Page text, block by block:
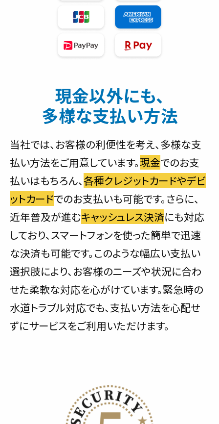
現金以外にも、
多様な支払い方法
当社では、お客様の利便性を考え、多様な支
払い方法をご用意しています。現金でのお支
払いはもちろん、各種クレジットカードやデビ
ットカードでのお支払いも可能です。さらに、
近年普及が進むキャッシュレス決済にも対応
しており、スマートフォンを使った簡単で迅速
な決済も可能です。このような幅広い支払い
選択肢により、お客様のニーズや状況に合わ
せた柔軟な対応を心がけています。緊急時の
水道トラブル対応でも、支払い方法を心配せ
ずにサービスをご利用いただけます。